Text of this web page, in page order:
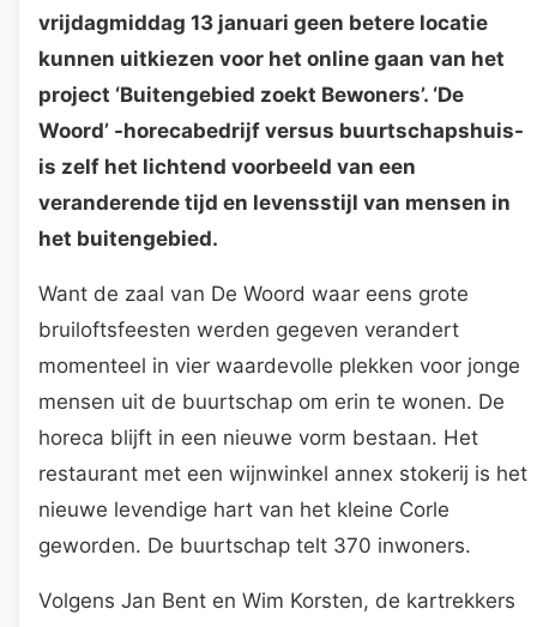
vrijdagmiddag 13 januari geen betere locatie
kunnen uitkiezen voor het online gaan van het
project ‘Buitengebied zoekt Bewoners’. ‘De
Woord’ -horecabedrijf versus buurtschapshuis-
is zelf het lichtend voorbeeld van een
veranderende tijd en levensstijl van mensen in
het buitengebied.
Want de zaal van De Woord waar eens grote
bruiloftsfeesten werden gegeven verandert
momenteel in vier waardevolle plekken voor jonge
mensen uit de buurtschap om erin te wonen. De
horeca blijft in een nieuwe vorm bestaan. Het
restaurant met een wijnwinkel annex stokerij is het
nieuwe levendige hart van het kleine Corle
geworden. De buurtschap telt 370 inwoners.
Volgens Jan Bent en Wim Korsten, de kartrekkers